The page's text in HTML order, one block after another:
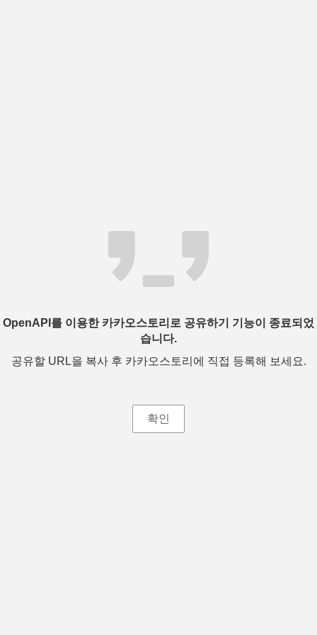
OpenAPI를 이용한 카카오스토리로 공유하기 기능이 종료되었
습니다.
공유할 URL을 복사 후 카카오스토리에 직접 등록해 보세요.
확인